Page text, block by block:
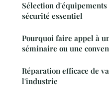
Sélection
sécurité essentiel
Pourquoi faire appel à
séminaire ou une
Réparation efficace de
l'industrie